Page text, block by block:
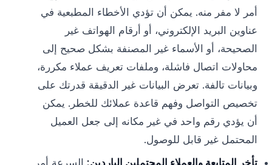
أمر لا مفر منه. يمكن أن تؤدي الأخطاء المطبعية في
عناوين البريد الإلكتروني، أو أرقام الهواتف غير
الصحيحة، أو الأسماء غير المصنفة بشكل صحيح إلى
محاولات اتصال فاشلة، وملفات تعريف عملاء مكررة،
وبيانات تالفة. تعرض البيانات غير الدقيقة قدرتك على
تخصيص التواصل وفهم قاعدة عملائك للخطر. يمكن
أن يؤدي رقم واحد في غير مكانه إلى جعل العميل
المحتمل غير قابل للوصول.
تأخر المتابعة والعملاء المحتملين الباردين: السرعة أمر